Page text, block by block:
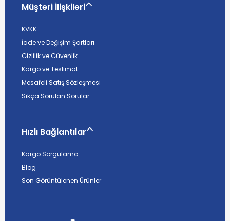
Müşteri İlişkileri
KVKK
İade ve Değişim Şartları
Gizlilik ve Güvenlik
Kargo ve Teslimat
Mesafeli Satış Sözleşmesi
Sıkça Sorulan Sorular
Hızlı Bağlantılar
Kargo Sorgulama
Blog
Son Görüntülenen Ürünler